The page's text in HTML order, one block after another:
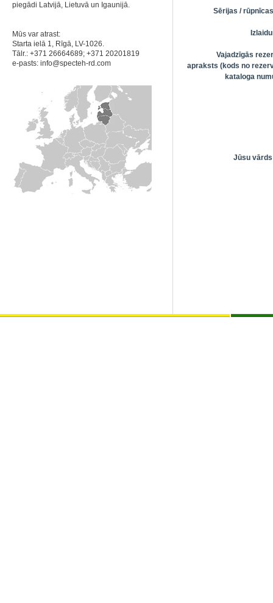
piegādi Latvijā, Lietuvā un Igaunijā.
Mūs var atrast:
Starta ielā 1, Rīgā, LV-1026.
Tālr.: +371 26664689; +371 20201819
e-pasts: info@specteh-rd.com
Sērijas /
Vajadzīgās
apraksts (kods no
kataloga
Jūsu